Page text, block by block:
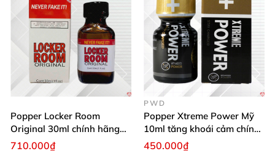
Popper Locker Room
Original 30ml chính hãng
tăng khoái cảm cực mạnh
710.000₫
PWD
Popper Xtreme Power Mỹ
10ml tăng khoái cảm chính
hãng mua ngay
450.000₫